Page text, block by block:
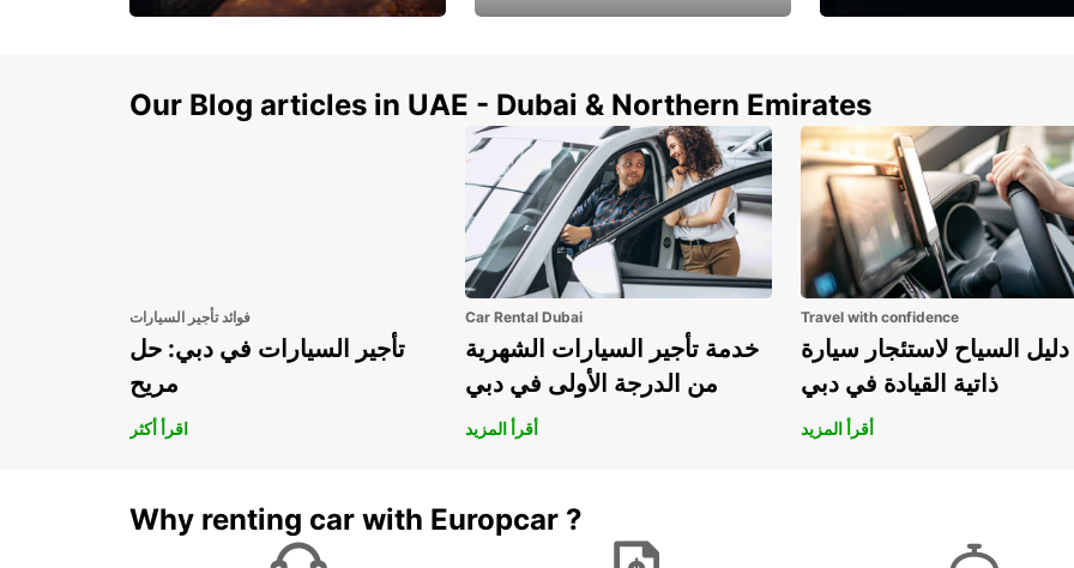
Our Blog articles in UAE - Dubai & Northern Emirates
فوائد تأجير السيارات
تأجير السيارات في دبي: حل
مريح
اقرأ أكثر
Car Rental Dubai
خدمة تأجير السيارات الشهرية
من الدرجة الأولى في دبي
أقرأ المزيد
Travel with confidence
دليل السياح لاستئجار سيارة
ذاتية القيادة في دبي
أقرأ المزيد
Why renting car with Europcar ?